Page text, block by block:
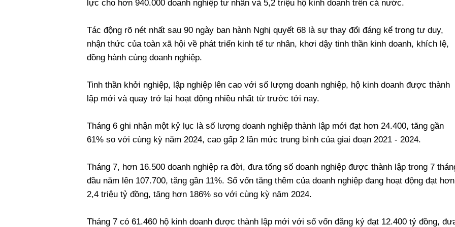
lực cho hơn 940.000 doanh nghiệp tư nhân và 5,2 triệu hộ kinh doanh trên cả nước.
Tác động rõ nét nhất sau 90 ngày ban hành Nghị quyết 68 là sự thay đổi đáng kể trong tư duy,
nhận thức của toàn xã hội về phát triển kinh tế tư nhân, khơi dậy tinh thần kinh doanh, khích lệ,
đồng hành cùng doanh nghiệp.
Tinh thần khởi nghiệp, lập nghiệp lên cao với số lượng doanh nghiệp, hộ kinh doanh được thành
lập mới và quay trở lại hoạt động nhiều nhất từ trước tới nay.
Tháng 6 ghi nhận một kỷ lục là số lượng doanh nghiệp thành lập mới đạt hơn 24.400, tăng gần
61% so với cùng kỳ năm 2024, cao gấp 2 lần mức trung bình của giai đoạn 2021 - 2024.
Tháng 7, hơn 16.500 doanh nghiệp ra đời, đưa tổng số doanh nghiệp được thành lập trong 7
đầu năm lên 107.700, tăng gần 11%. Số vốn tăng thêm của doanh nghiệp đang hoạt động đạt hơn
2,4 triệu tỷ đồng, tăng hơn 186% so với cùng kỳ năm 2024.
Tháng 7 có 61.460 hộ kinh doanh được thành lập mới với số vốn đăng ký đạt 12.400 tỷ đồng,